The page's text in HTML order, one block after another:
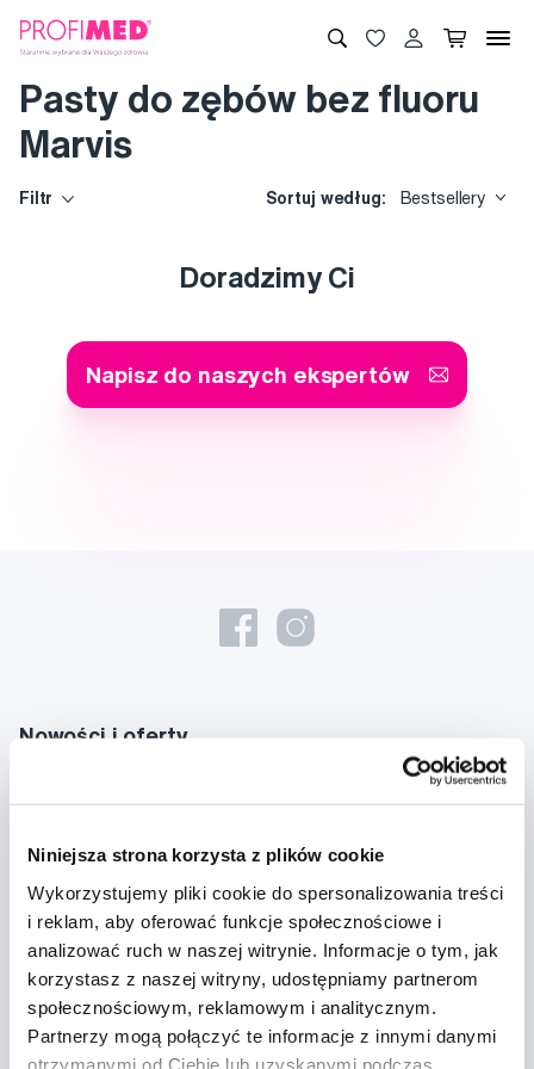
Niniejsza strona korzysta z plików cookie
Wykorzystujemy pliki cookie do spersonalizowania treści
i reklam, aby oferować funkcje społecznościowe i
analizować ruch w naszej witrynie. Informacje o tym, jak
korzystasz z naszej witryny, udostępniamy partnerom
społecznościowym, reklamowym i analitycznym.
Partnerzy mogą połączyć te informacje z innymi danymi
otrzymanymi od Ciebie lub uzyskanymi podczas
Pasty do zębów bez fluoru
Marvis
Filtr Sortuj według: Bestsellery
Doradzimy Ci
Napisz do naszych ekspertów
Nowości i oferty
Zapisz się
wyrażam zgodę naprzetwarzanie danych osobowych w tym celu.